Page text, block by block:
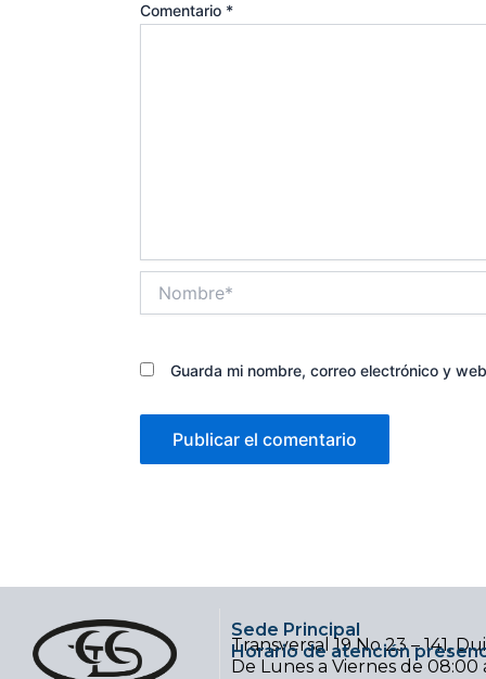
Comentario *
Guarda mi nombre, correo electrónico y
Sede Principal
Transversal 19 No 23 – 141,
Horario de atención
De Lunes a Viernes de 08:00